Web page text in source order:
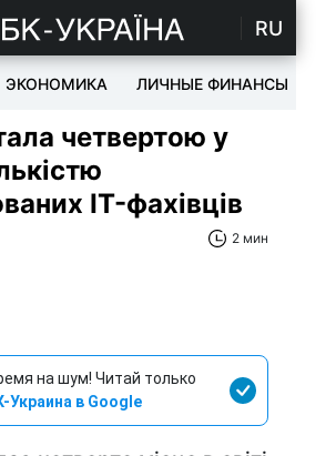
RU
ЭКОНОМИКА ЛИЧНЫЕ ФИНАНСЫ
четвертою у
IT-фахівців
2 мин
на шум! Читай только
Украина в Google